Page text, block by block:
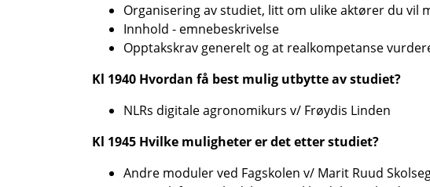
Organisering av studiet, litt om ulike aktører du vil
Innhold - emnebeskrivelse
Opptakskrav generelt og at realkompetanse
Kl 1940 Hvordan få best mulig utbytte av studiet?
NLRs digitale agronomikurs v/ Frøydis Linden
Kl 1945 Hvilke muligheter er det etter studiet?
Andre moduler ved Fagskolen v/ Marit Ruud